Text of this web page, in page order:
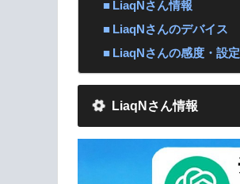
LiaqNさん情報
LiaqNさんのデバイス
LiaqNさんの感度・設定
LiaqNさん情報